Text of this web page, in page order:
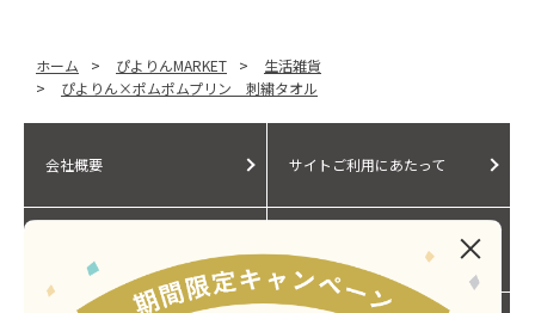
ホーム > ぴよりんMARKET >
生活雑貨
>
ぴよりん×ポムポムプリン 刺繍タオル
会社概要 サイトご利用にあたって